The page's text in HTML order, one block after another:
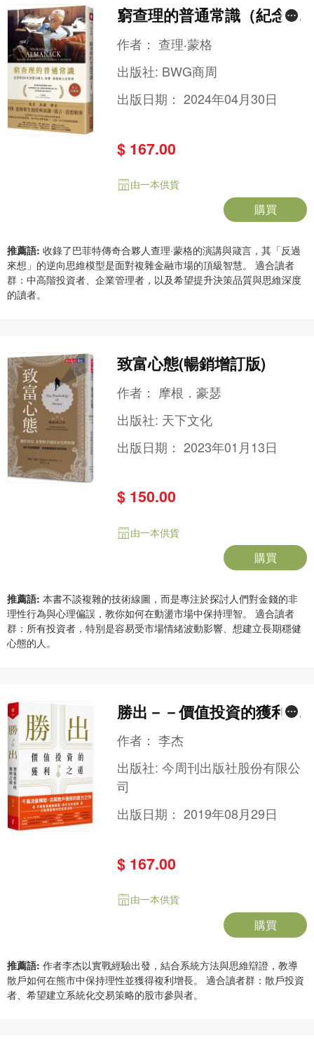
窮查理的普通常識（紀念典
藏版）——巴菲特50年智慧
合夥人查理‧蒙格的人生哲學
作者：查理‧蒙格
出版社: BWG商周
出版日期：2024年04月30日
$ 167.00
由一本供貨
購買
推薦語: 收錄了巴菲特傳奇合夥人查理·蒙格的演講與箴言，其「反過
來想」的逆向思維模型是面對複雜金融市場的頂級智慧。 適合讀者
群：中高階投資者、企業管理者，以及希望提升決策品質與思維深度
的讀者。
致富心態(暢銷增訂版)
作者： 摩根．豪瑟
出版社: 天下文化
出版日期：2023年01月13日
$ 150.00
由一本供貨
購買
推薦語: 本書不談複雜的技術線圖，而是專注於探討人們對金錢的非
理性行為與心理偏誤，教你如何在動盪市場中保持理智。 適合讀者
群：所有投資者，特別是容易受市場情緒波動影響、想建立長期穩健
心態的人。
勝出－－價值投資的獲利之
道
作者：李杰
出版社:今周刊出版社股份有限公
司
出版日期：2019年08月29日
$ 167.00
由一本供貨
購買
推薦語: 作者李杰以實戰經驗出發，結合系統方法與思維辯證，教導
散戶如何在熊市中保持理性並獲得複利增長。 適合讀者群：散戶投資
者、希望建立系統化交易策略的股市參與者。